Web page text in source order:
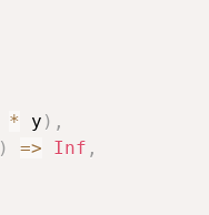
* y ) ,
) => Inf ,